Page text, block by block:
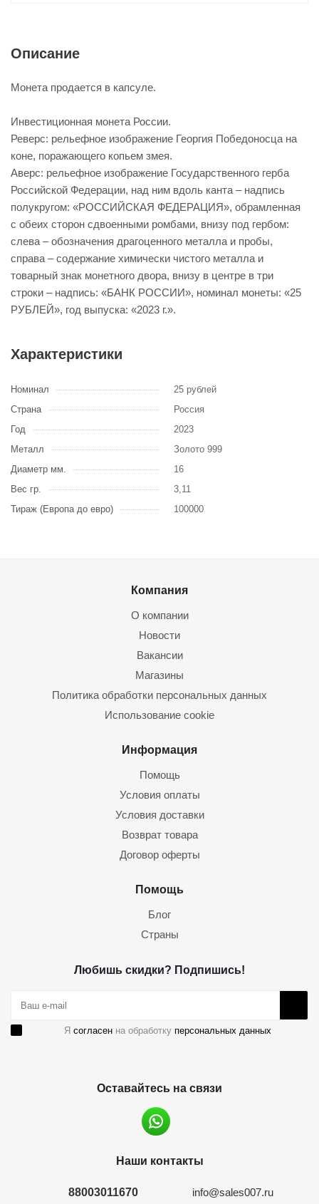
Описание
Монета продается в капсуле.
Инвестиционная монета России.
Реверс: рельефное изображение Георгия Победоносца на
коне, поражающего копьем змея.
Аверс: рельефное изображение Государственного герба
Российской Федерации, над ним вдоль канта – надпись
полукругом: «РОССИЙСКАЯ ФЕДЕРАЦИЯ», обрамленная
с обеих сторон сдвоенными ромбами, внизу под гербом:
слева – обозначения драгоценного металла и пробы,
справа – содержание химически чистого металла и
товарный знак монетного двора, внизу в центре в три
строки – надпись: «БАНК РОССИИ», номинал монеты: «25
РУБЛЕЙ», год выпуска: «2023 г.».
Характеристики
Номинал
25 рублей
Страна
Россия
Год
2023
Металл
Золото 999
Диаметр мм.
16
Вес гр.
3,11
Тираж (Европа до евро)
100000
Компания
О компании
Новости
Вакансии
Магазины
Политика обработки персональных данных
Использование cookie
Информация
Помощь
Условия оплаты
Условия доставки
Возврат товара
Договор оферты
Помощь
Блог
Страны
Любишь скидки? Подпишись!
Я согласен на обработку персональных данных
Оставайтесь на связи
Наши контакты
88003011670 info@sales007.ru